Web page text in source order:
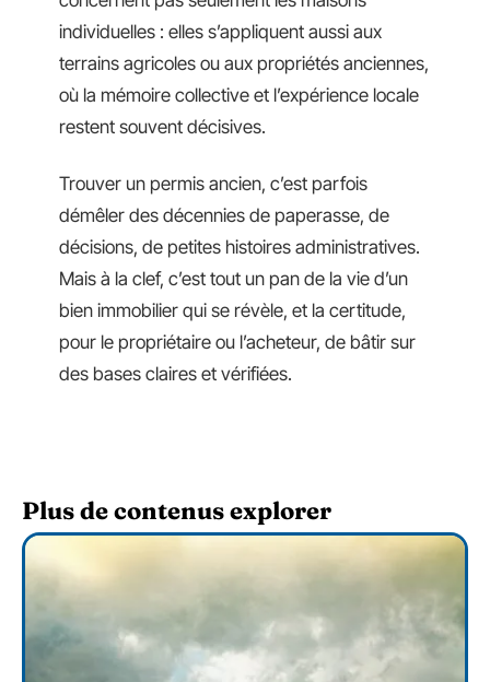
individuelles : elles s’appliquent aussi aux
terrains agricoles ou aux propriétés anciennes,
où la mémoire collective et l’expérience locale
restent souvent décisives.
Trouver un permis ancien, c’est parfois
démêler des décennies de paperasse, de
décisions, de petites histoires administratives.
Mais à la clef, c’est tout un pan de la vie d’un
bien immobilier qui se révèle, et la certitude,
pour le propriétaire ou l’acheteur, de bâtir sur
des bases claires et vérifiées.
Plus de contenus explorer